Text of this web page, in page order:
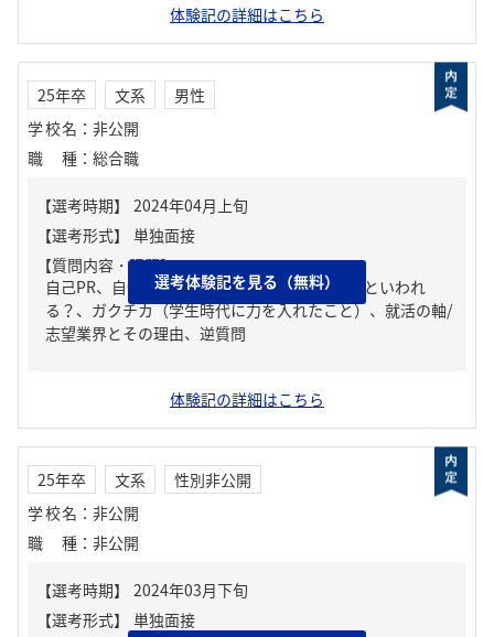
体験記の詳細はこちら
25年卒 文系
男性
学校名 ： 非公開
職種 ： 総合職
【質問内容・課題】
自己PR、自分の強み/弱み、周りからどんな人といわれ
る？、ガクチカ（学生時代に力を入れたこと）、就活の軸/
志望業界とその理由、逆質問
選考体験記を見る（無料）
体験記の詳細はこちら
25年卒 文系
性別非公開
学校名 ： 非公開
職種 ： 非公開